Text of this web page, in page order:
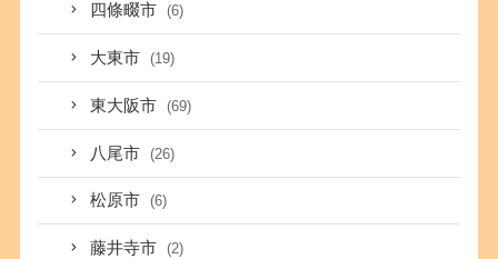
四條畷市 (6)
大東市 (19)
東大阪市 (69)
八尾市 (26)
松原市 (6)
藤井寺市 (2)